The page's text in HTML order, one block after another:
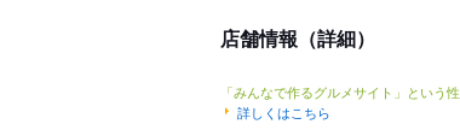
店舗情報（詳細）
「みんなで作るグルメサイト」という
詳しくはこちら